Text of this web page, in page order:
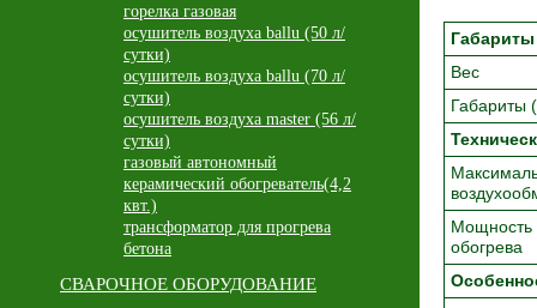
горелка газовая
осушитель воздуха ballu (50 л/
сутки)
осушитель воздуха ballu (70 л/
сутки)
осушитель воздуха master (56 л/
сутки)
газовый автономный
керамический обогреватель(4,2
квт.)
трансформатор для прогрева
бетона
СВАРОЧНОЕ ОБОРУДОВАНИЕ
Вес
Габариты
Мощность
обогрева